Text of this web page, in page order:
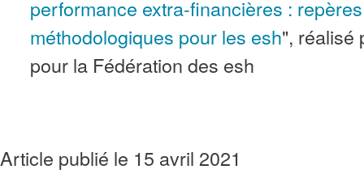
performance extra-financières : repères
méthodologiques pour les esh", réalisé
pour la Fédération des esh
Article publié le 15 avril 2021